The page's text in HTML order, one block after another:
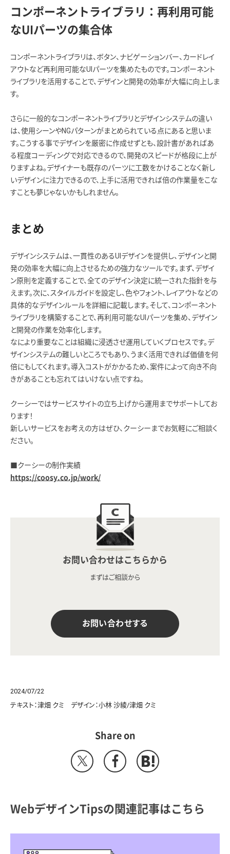
コンポーネントライブラリ：再利用可能
なUIパーツの集合体
コンポーネントライブラリは、ボタン、ナビゲーションバー、カードレイ
アウトなど再利用可能なUIパーツを集めたものです。コンポーネント
ライブラリを活用することで、デザインと開発の効率が大幅に向上しま
す。
さらに一般的なコンポーネントライブラリとデザインシステムの違い
は、使用シーンやNGパターンがまとめられている点にあると思いま
す。こうする事でデザインを厳密に作成せずとも、設計書があればあ
る程度コーディングで対応できるので、開発のスピードが格段に上が
りますよね。デザイナーも既存のパーツに工数をかけることなく新し
いデザインに注力できるので、上手に活用できれば倍の作業量をこな
すことも夢じゃないかもしれません。
まとめ
デザインシステムは、一貫性のあるUIデザインを提供し、デザインと開
発の効率を大幅に向上させるための強力なツールです。まず、デザイ
ン原則を定義することで、全てのデザイン決定に統一された指針を与
えます。次に、スタイルガイドを設定し、色やフォント、レイアウトなどの
具体的なデザインルールを詳細に記載します。そして、コンポーネント
ライブラリを構築することで、再利用可能なUIパーツを集め、デザイン
と開発の作業を効率化します。
なにより重要なことは組織に浸透させ運用していくプロセスです。デ
ザインシステムの難しいところでもあり、うまく活用できれば価値を何
倍にもしてくれます。導入コストがかかるため、案件によって向き不向
きがあることも忘れてはいけない点ですね。
クーシーではサービスサイトの立ち上げから運用までサポートしてお
ります！
新しいサービスをお考えの方はぜひ、クーシーまでお気軽にご相談く
ださい。
■クーシーの制作実績
https://coosy.co.jp/work/
お問い合わせはこちらから
まずはご相談から
お問い合わせする
2024/07/22
テキスト：津畑 クミ デザイン：小林 沙綾/津畑 クミ
Share on
WebデザインTipsの関連記事はこちら